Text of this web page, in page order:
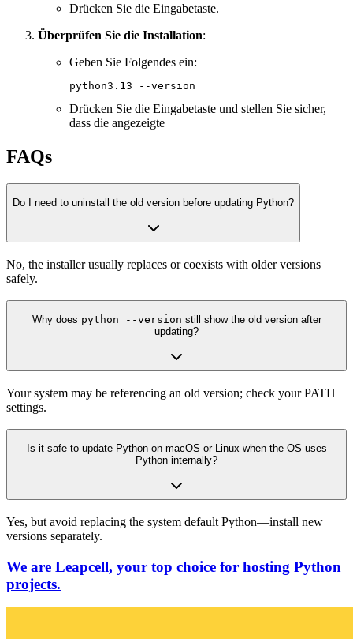
Drücken Sie die Eingabetaste.
Überprüfen Sie die Installation:
Geben Sie Folgendes ein:
Drücken Sie die Eingabetaste und stellen Sie sicher,
dass die angezeigte
FAQs
Do I need to uninstall the old version before updating Python?
No, the installer usually replaces or coexists with older versions
safely.
Why does python --version still show the old version after
updating?
Your system may be referencing an old version; check your PATH
settings.
Is it safe to update Python on macOS or Linux when the OS uses
Python internally?
Yes, but avoid replacing the system default Python—install new
versions separately.
We are Leapcell, your top choice for hosting Python
projects.